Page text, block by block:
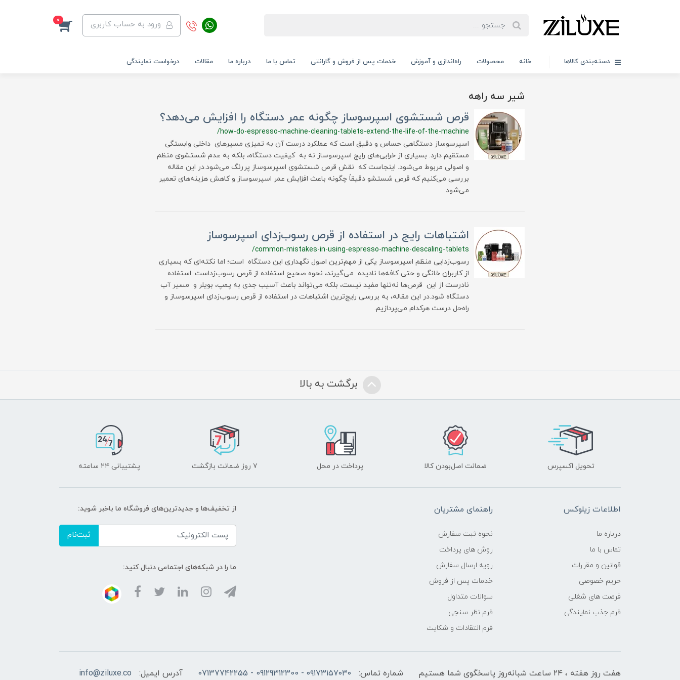
ورود به حساب کاربری 0
دسته‌بندی کالاها خانه محصولات راه‌اندازی و آموزش خدمات پس از فروش و گارانتی تماس با ما درباره ما مقالات درخواست نمایندگی
شیر سه راهه
قرص شستشوی اسپرسوساز چگونه عمر دستگاه را افزایش می‌دهد؟
/how-do-espresso-machine-cleaning-tablets-extend-the-life-of-the-machine
اسپرسوساز دستگاهی حساس و دقیق است که عملکرد درست آن به تمیزی مسیرهای داخلی وابستگی
مستقیم دارد. بسیاری از خرابی‌های رایج اسپرسوساز نه به کیفیت دستگاه، بلکه به عدم شستشوی منظم
و اصولی مربوط می‌شود. اینجاست که نقش قرص شستشوی اسپرسوساز پررنگ می‌شود.در این مقاله
بررسی می‌کنیم که قرص شستشو دقیقاً چگونه باعث افزایش عمر اسپرسوساز و کاهش هزینه‌های تعمیر
می‌شود.
اشتباهات رایج در استفاده از قرص رسوب‌زدای اسپرسوساز
/common-mistakes-in-using-espresso-machine-descaling-tablets
رسوب‌زدایی منظم اسپرسوساز یکی از مهم‌ترین اصول نگهداری این دستگاه است؛ اما نکته‌ای که بسیاری
از کاربران خانگی و حتی کافه‌ها نادیده می‌گیرند، نحوه صحیح استفاده از قرص رسوب‌زداست. استفاده
نادرست از این قرص‌ها نه‌تنها مفید نیست، بلکه می‌تواند باعث آسیب جدی به پمپ، بویلر و مسیر آب
دستگاه شود.در این مقاله، به بررسی رایج‌ترین اشتباهات در استفاده از قرص رسوب‌زدای اسپرسوساز و
راه‌حل درست هرکدام می‌پردازیم.
برگشت به بالا
تحویل اکسپرس ضمانت اصل‌بودن کالا پرداخت در محل ۷ روز ضمانت بازگشت پشتیبانی ۲۴ ساعته
اطلاعات زیلوکس
درباره ما
تماس با ما
قوانین و مقررات
حریم خصوصی
فرصت های شغلی
فرم جذب نمایندگی
راهنمای مشتریان
نحوه ثبت سفارش
روش های پرداخت
رویه ارسال سفارش
خدمات پس از فروش
سوالات متداول
فرم نظر سنجی
فرم انتقادات و شکایت
از تخفیف‌ها و جدیدترین‌های فروشگاه ما باخبر شوید:
ثبت‌نام
ما را در شبکه‌های اجتماعی دنبال کنید:
هفت روز هفته ، ۲۴ ساعت شبانه‌روز پاسخگوی شما هستیم شماره تماس: ۰۹۱۷۳۱۵۷۰۳۰ - 09129312300 - 07137742255 آدرس ایمیل: info@ziluxe.co